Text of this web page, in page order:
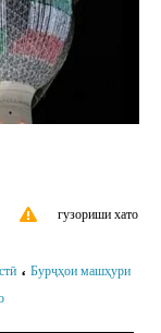
гузориши хато
، Бурҷҳои машҳури